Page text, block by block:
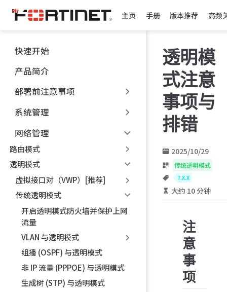
跳
至
主
內
容
主页 手册 版本推荐 高频
快速开始
产品简介
部署前注意事项
系统管理
网络管理
路由模式
透明模式
虚拟接口对（VWP）[推荐]
传统透明模式
开启透明模式防火墙并保护上网
流量
VLAN 与透明模式
组播 (OSPF) 与透明模式
非 IP 流量 (PPPOE) 与透明模式
生成树 (STP) 与透明模式
透明模
式注意
事项与
排错
2025/10/29
传统透明模式
7.X.X
大约 10 分钟
注
意
事
项